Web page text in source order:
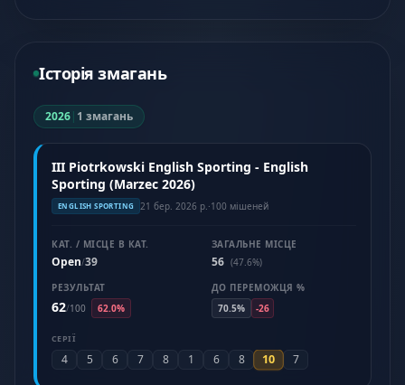
Історія змагань
2026| 1 змагань
III Piotrkowski English Sporting - English
Sporting (Marzec 2026)
ENGLISH SPORTING 21 бер. 2026 р. ·100 мішеней
КАТ. / МІСЦЕ В КАТ.
Open/39
ЗАГАЛЬНЕ МІСЦЕ
56 (47.6%)
РЕЗУЛЬТАТ
62/100 62.0%
ДО ПЕРЕМОЖЦЯ %
70.5%
-26
СЕРІЇ
4 5 6 7 8 1 6 8 10 7